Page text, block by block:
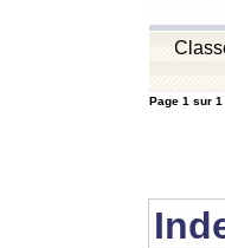
Page 1 sur 1